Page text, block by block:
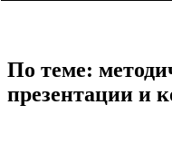
По теме:
презентации и